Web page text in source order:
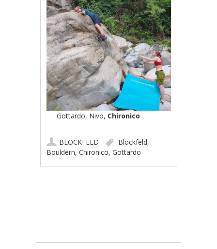
Gottardo, Nivo, Chironico
BLOCKFELD Blockfeld,
Bouldern,Chironico,Gottardo